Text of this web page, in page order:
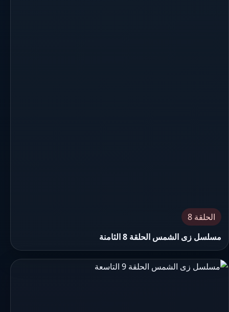
الحلقة 8
مسلسل زى الشمس الحلقة 8 الثامنة